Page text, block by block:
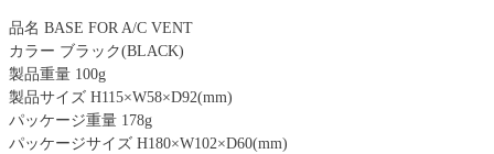
品名 BASE FOR A/C VENT
カラー ブラック(BLACK)
製品重量 100g
製品サイズ H115×W58×D92(mm)
パッケージ重量 178g
パッケージサイズ H180×W102×D60(mm)